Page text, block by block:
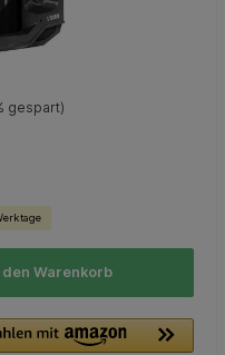
gespart)
den Warenkorb